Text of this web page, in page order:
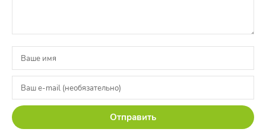
Отправить